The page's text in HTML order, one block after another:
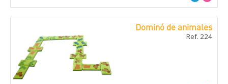
Dominó de animales
Ref. 224